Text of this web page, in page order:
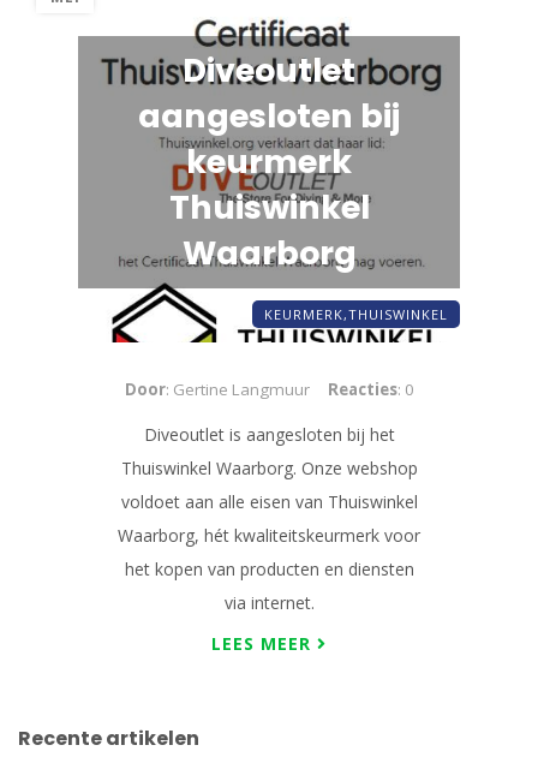
Diveoutlet
aangesloten bij
keurmerk
Thuiswinkel
Waarborg
KEURMERK,THUISWINKEL
Door: Gertine Langmuur Reacties: 0
Diveoutlet is aangesloten bij het
Thuiswinkel Waarborg. Onze webshop
voldoet aan alle eisen van Thuiswinkel
Waarborg, hét kwaliteitskeurmerk voor
het kopen van producten en diensten
via internet.
LEES MEER
Recente artikelen